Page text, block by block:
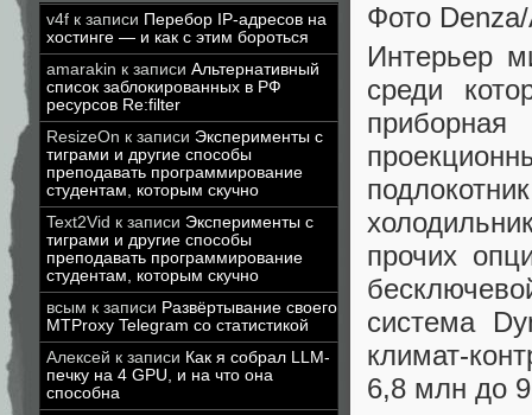
v4f к записи Перебор IP-адресов на
хостинге — и как с этим бороться
amarakin к записи Альтернативный
список заблокированных в РФ
ресурсов Re:filter
ResizeOn к записи Эксперименты с
тиграми и другие способы
преподавать программирование
студентам, которым скучно
Text2Vid к записи Эксперименты с
тиграми и другие способы
преподавать программирование
студентам, которым скучно
всым к записи Развёртывание своего
MTProxy Telegram со статистикой
Алексей к записи Как я собрал LLM-
печку на 4 GPU, и на что она
способна
Фото
Интерьер
среди
прочих
система
климат-
6,8 млн до